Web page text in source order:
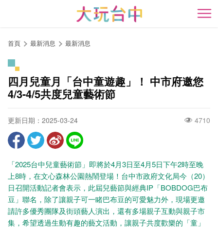
開
首頁 最新消息 最新消息
四月兒童月「台中童遊趣」！ 中市府邀您
4/3-4/5共度兒童藝術節
更新日期：2025-03-24 4710
「2025台中兒童藝術節」即將於4月3日至4月5日下午2時至晚
上8時，在文心森林公園熱鬧登場！台中市政府文化局今（20）
日召開活動記者會表示，此屆兒藝節與經典IP「BOBDOG巴布
豆」聯名，除了讓親子可一睹巴布豆的可愛魅力外，現場更邀
請許多優秀團隊及街頭藝人演出，還有多場親子互動與親子市
集，希望透過生動有趣的藝文活動，讓親子共度歡樂的「童」